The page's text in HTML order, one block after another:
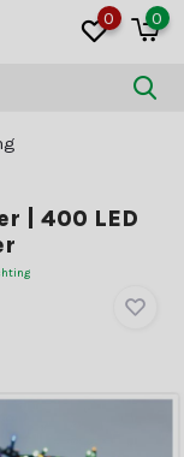
0 0
| 400 LED